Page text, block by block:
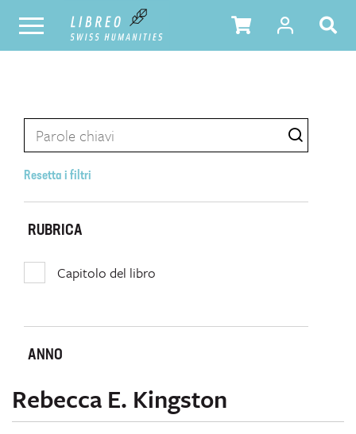
Resetta i filtri
RUBRICA
Capitolo del libro
ANNO
Rebecca E. Kingston